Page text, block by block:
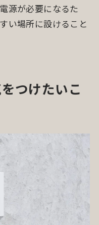
源が必要になるた
い場所に設けること
つけたいこ